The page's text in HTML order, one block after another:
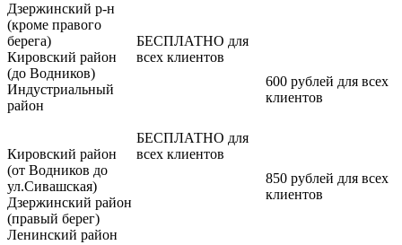
Дзержинский р-н
(кроме правого
берега)
Кировский район
(до Водников)
Индустриальный
район
Кировский район
(от Водников до
ул.Сивашская)
Дзержинский район
(правый берег)
Ленинский район
БЕСПЛАТНО для
всех клиентов
БЕСПЛАТНО для
всех клиентов
600 рублей для всех
клиентов
850 рублей для всех
клиентов